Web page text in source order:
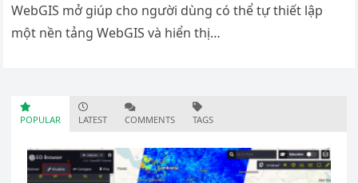
WebGIS mở giúp cho người dùng có thể tự thiết lập
một nền tảng WebGIS và hiển thị…
POPULAR LATEST COMMENTS TAGS